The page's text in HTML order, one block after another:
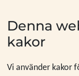
Denna
kakor
Vi använder kakor